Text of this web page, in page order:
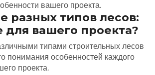
вашего проекта.
разных типов лесов:
для вашего проекта?
типами строительных лесов
понимания особенностей каждого
проекта.